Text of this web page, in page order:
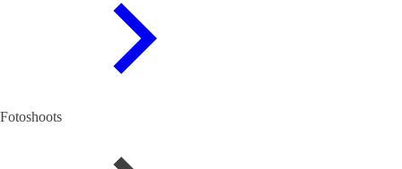
Fotoshoots